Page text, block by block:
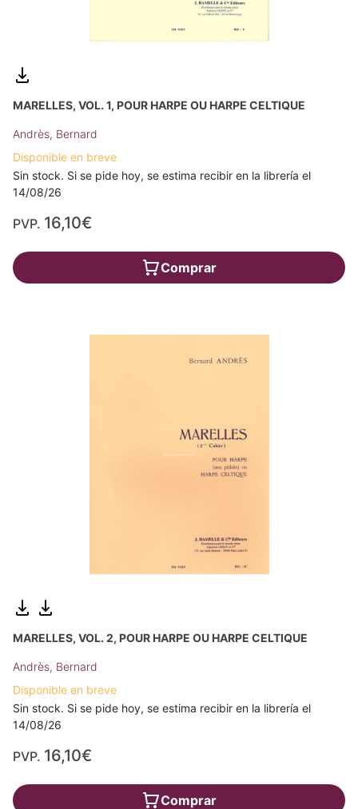
MARELLES, VOL. 1, POUR HARPE OU HARPE CELTIQUE
Andrès, Bernard
Disponible en breve
Sin stock. Si se pide hoy, se estima recibir en la librería el
14/08/26
PVP. 16,10€
Comprar
MARELLES, VOL. 2, POUR HARPE OU HARPE CELTIQUE
Andrès, Bernard
Disponible en breve
Sin stock. Si se pide hoy, se estima recibir en la librería el
14/08/26
PVP. 16,10€
Comprar